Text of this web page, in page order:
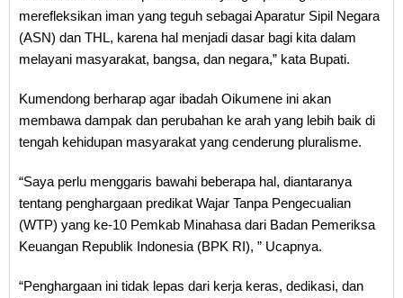
merefleksikan iman yang teguh sebagai Aparatur Sipil Negara
(ASN) dan THL, karena hal menjadi dasar bagi kita dalam
melayani masyarakat, bangsa, dan negara,” kata Bupati.
Kumendong berharap agar ibadah Oikumene ini akan
membawa dampak dan perubahan ke arah yang lebih baik di
tengah kehidupan masyarakat yang cenderung pluralisme.
“Saya perlu menggaris bawahi beberapa hal, diantaranya
tentang penghargaan predikat Wajar Tanpa Pengecualian
(WTP) yang ke-10 Pemkab Minahasa dari Badan Pemeriksa
Keuangan Republik Indonesia (BPK RI), ” Ucapnya.
“Penghargaan ini tidak lepas dari kerja keras, dedikasi, dan